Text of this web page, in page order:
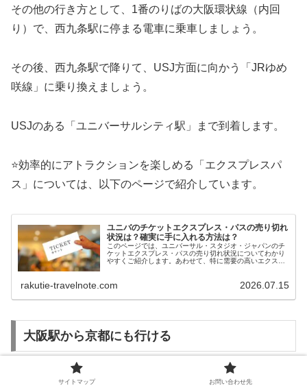
その他の行き方として、1番のりばの大阪環状線（内回
り）で、西九条駅に停まる電車に乗車しましょう。
その後、西九条駅で降りて、USJ方面に向かう「JRゆめ
咲線」に乗り換えましょう。
USJのある「ユニバーサルシティ駅」まで到着します。
⭐効率的にアトラクションを楽しめる「エクスプレスパ
ス」については、以下のページで紹介しています。
ユニバのチケットエクスプレス・パスの売り切れ
状況は？確実に手に入れる方法は？
このページでは、ユニバーサル・スタジオ・ジャパンのチ
ケットエクスプレス・パスの売り切れ状況についてわかり
やすくご紹介します。あわせて、特に需要の高いエクスプ
rakutie-travelnote.com 2026.07.15
大阪駅から京都にも行ける
サイトマップ お問い合わせ先